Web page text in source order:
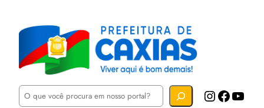
P
Instagram Facebook YouTube